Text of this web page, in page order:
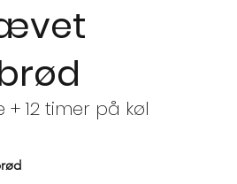
+ 12 timer på køl